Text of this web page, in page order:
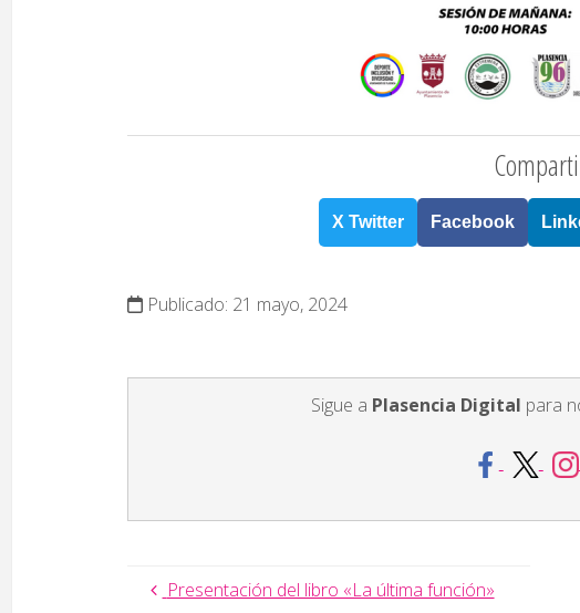
X Twitter Facebook
Publicado: 21 mayo, 2024
Sigue a Plasencia Digital para
Presentación del libro «La última función»